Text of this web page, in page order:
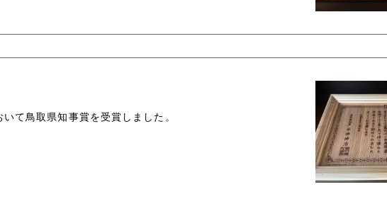
ルて鳥取県知事賞を受賞しました。